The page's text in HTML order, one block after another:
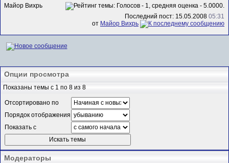
Майор Вихрь
Последний пост: 15.05.2008 05:31
от Майор Вихрь
Опции просмотра
Показаны темы с 1 по 8 из 8
Отсортировано по
Порядок отображения
Показать с
Модераторы